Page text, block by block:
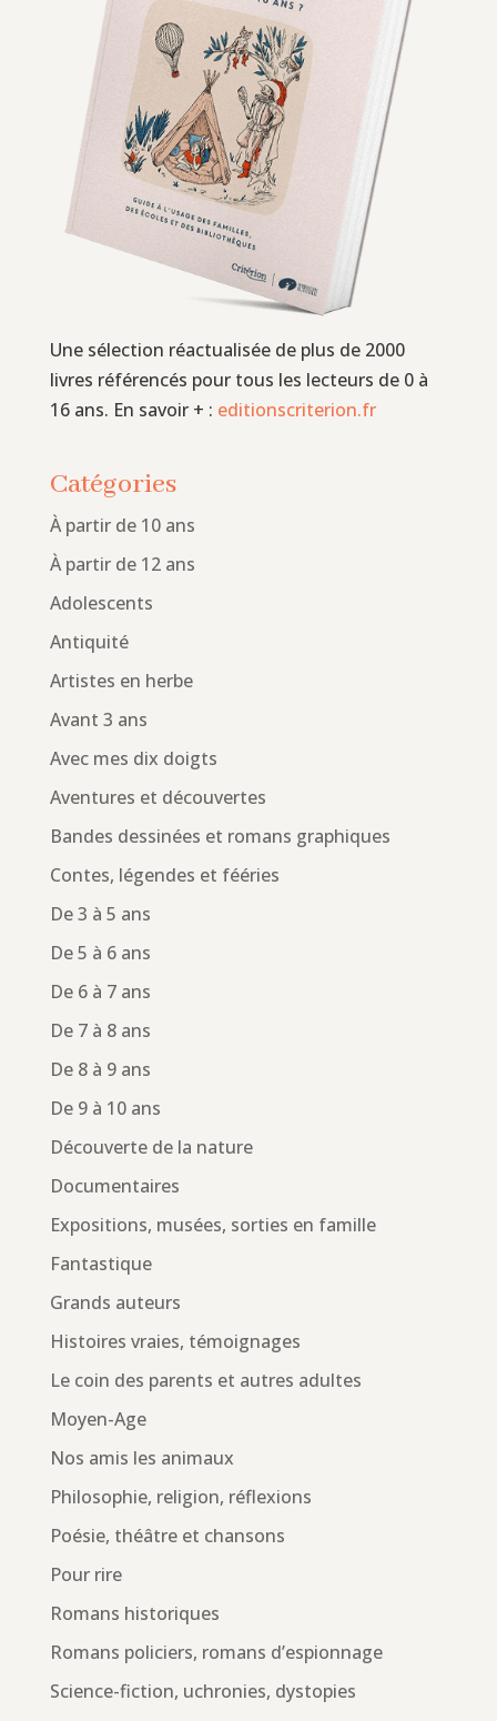
Une sélection réactualisée de plus de 2000
livres référencés pour tous les lecteurs de 0 à
16 ans. En savoir + : editionscriterion.fr
Catégories
À partir de 10 ans
À partir de 12 ans
Adolescents
Antiquité
Artistes en herbe
Avant 3 ans
Avec mes dix doigts
Aventures et découvertes
Bandes dessinées et romans graphiques
Contes, légendes et fééries
De 3 à 5 ans
De 5 à 6 ans
De 6 à 7 ans
De 7 à 8 ans
De 8 à 9 ans
De 9 à 10 ans
Découverte de la nature
Documentaires
Expositions, musées, sorties en famille
Fantastique
Grands auteurs
Histoires vraies, témoignages
Le coin des parents et autres adultes
Moyen-Age
Nos amis les animaux
Philosophie, religion, réflexions
Poésie, théâtre et chansons
Pour rire
Romans historiques
Romans policiers, romans d’espionnage
Science-fiction, uchronies, dystopies